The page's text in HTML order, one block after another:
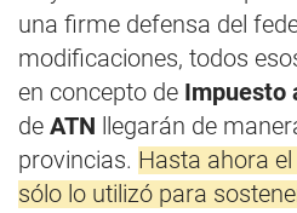
una firme defensa del
modificaciones, todos
en concepto de Impuesto
de ATN llegarán de
provincias. Hasta ahora
sólo lo utilizó para